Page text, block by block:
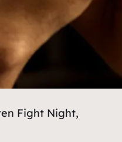
Fight Night,